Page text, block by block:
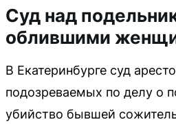
Суд над
облившими
В Екатеринбурге суд
подозреваемых по делу о
убийство бывшей